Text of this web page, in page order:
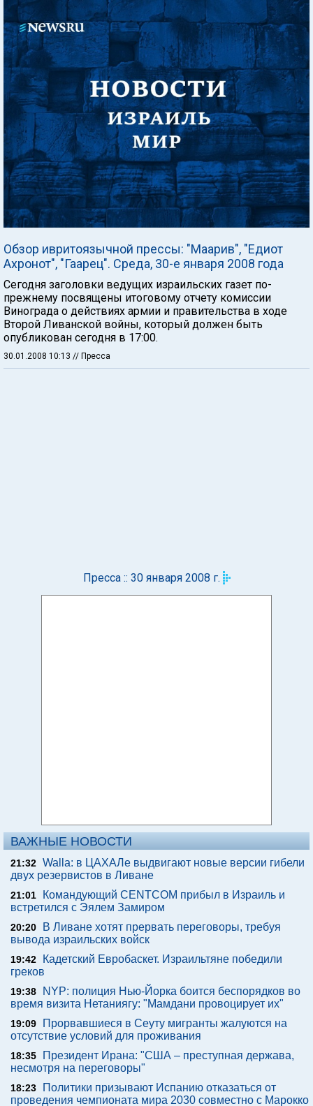
Обзор ивритоязычной прессы: "Маарив", "Едиот
Ахронот", "Гаарец". Среда, 30-е января 2008 года
Сегодня заголовки ведущих израильских газет по-
прежнему посвящены итоговому отчету комиссии
Винограда о действиях армии и правительства в ходе
Второй Ливанской войны, который должен быть
опубликован сегодня в 17:00.
30.01.2008 10:13 // Пресса
Пресса :: 30 января 2008 г.
ВАЖНЫЕ НОВОСТИ
21:32 Walla: в ЦАХАЛе выдвигают новые версии гибели
двух резервистов в Ливане
21:01
Командующий CENTCOM прибыл в Израиль и
встретился с Эялем Замиром
20:20
В Ливане хотят прервать переговоры, требуя
вывода израильских войск
19:42
Кадетский Евробаскет. Израильтяне победили
греков
19:38
NYP: полиция Нью-Йорка боится беспорядков во
время визита Нетаниягу: "Мамдани провоцирует их"
19:09
Прорвавшиеся в Сеуту мигранты жалуются на
отсутствие условий для проживания
18:35
Президент Ирана: "США – преступная держава,
несмотря на переговоры"
18:23
Политики призывают Испанию отказаться от
проведения чемпионата мира 2030 совместно с Марокко